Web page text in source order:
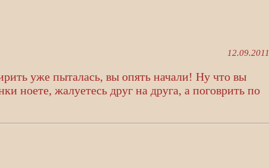
12.09.2011
уже пыталась, вы опять начали! Ну что вы
ноете, жалуетесь друг на друга, а поговрить по